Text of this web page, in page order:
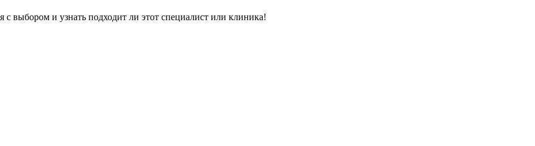
выбором и узнать подходит ли этот специалист или клиника!